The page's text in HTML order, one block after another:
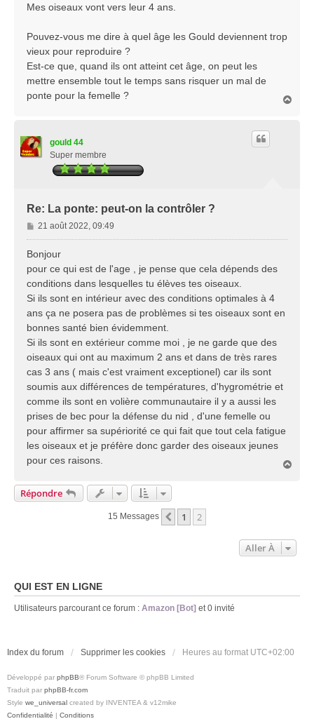
Mes oiseaux vont vers leur 4 ans.
Pouvez-vous me dire à quel âge les Gould deviennent trop
vieux pour reproduire ?
Est-ce que, quand ils ont atteint cet âge, on peut les
mettre ensemble tout le temps sans risquer un mal de
ponte pour la femelle ?
gould 44
Super membre
Re: La ponte: peut-on la contrôler ?
M
e
a
g
e
21 août 2022, 09:49
Bonjour
pour ce qui est de l'age , je pense que cela dépends des
conditions dans lesquelles tu élèves tes oiseaux.
Si ils sont en intérieur avec des conditions optimales à 4
ans ça ne posera pas de problèmes si tes oiseaux sont en
bonnes santé bien évidemment.
Si ils sont en extérieur comme moi , je ne garde que des
oiseaux qui ont au maximum 2 ans et dans de très rares
cas 3 ans ( mais c'est vraiment exceptionel) car ils sont
soumis aux différences de températures, d'hygrométrie et
comme ils sont en volière communautaire il y a aussi les
prises de bec pour la défense du nid , d'une femelle ou
pour affirmer sa supériorité ce qui fait que tout cela fatigue
les oiseaux et je préfère donc garder des oiseaux jeunes
pour ces raisons.
Répondre
15 Messages Précédente
1 2
Aller À
QUI EST EN LIGNE
Utilisateurs parcourant ce forum : Amazon [Bot] et 0 invité
Index du forum Supprimer les cookies Heures au format UTC+02:00
Développé par phpBB® Forum Software © phpBB Limited
Traduit par phpBB-fr.com
Style we_universal created by INVENTEA & v12mike
Confidentialité | Conditions